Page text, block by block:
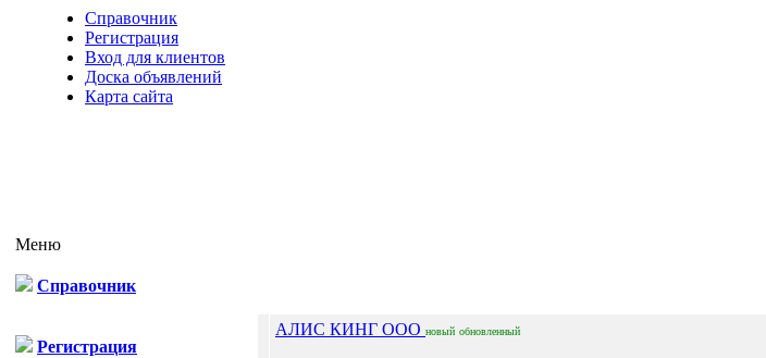
Справочник
Регистрация
Вход для клиентов
Доска объявлений
Карта сайта
Меню
Справочник
Регистрация
АЛИС КИНГ ООО новый обновленный